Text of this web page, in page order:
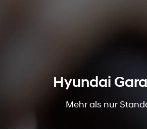
Hyundai
Mehr als nur